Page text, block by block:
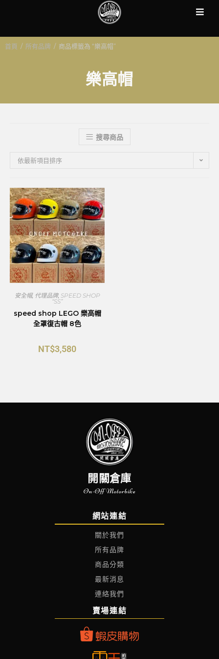
首頁 / 所有品牌 / 商品標籤為 “樂高帽”
樂高帽
搜尋商品
依最新項目排序
安全帽, 代理品牌, SPEED SHOP
“SS”
speed shop LEGO 樂高帽
全罩復古帽 8色
NT$3,580
開關倉庫
On-Off Motorbike
網站連結
關於我們
所有品牌
商品分類
最新消息
連絡我們
賣場連結